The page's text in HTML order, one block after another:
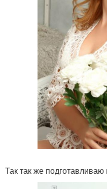
Так так же подготавливаю